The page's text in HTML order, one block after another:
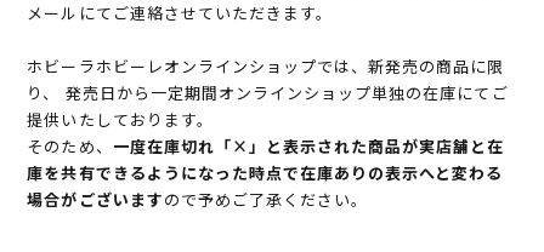
メールにてご連絡させていただきます。
ホビーラホビーレオンラインショップでは、新発売の商品に限
り、 発売日から一定期間オンラインショップ単独の在庫にてご
提供いたしております。
そのため、 一度在庫切れ「×」と表示された商品が実店舗と在
庫を共有できるようになった時点で在庫ありの表示へと変わる
場合がございますので予めご了承ください。